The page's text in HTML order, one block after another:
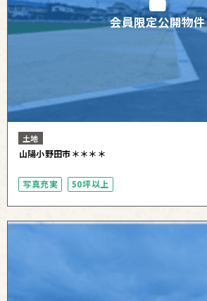
会員限定公開物件
土地
山陽小野田市＊＊＊＊
写真充実 50坪以上